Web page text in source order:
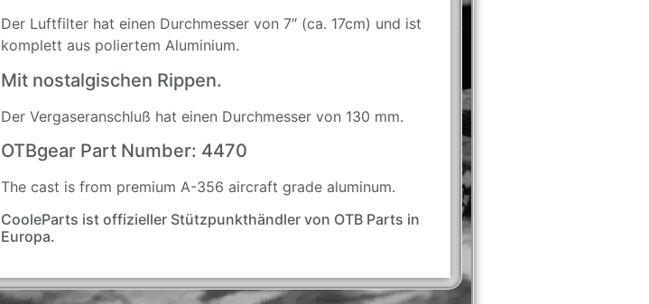
Der Luftfilter hat einen Durchmesser von 7″ (ca. 17cm) und ist
komplett aus poliertem Aluminium.
Mit nostalgischen Rippen.
Der Vergaseranschluß hat einen Durchmesser von 130 mm.
OTBgear Part Number: 4470
The cast is from premium A-356 aircraft grade aluminum.
CooleParts ist offizieller Stützpunkthändler von OTB Parts in
Europa.